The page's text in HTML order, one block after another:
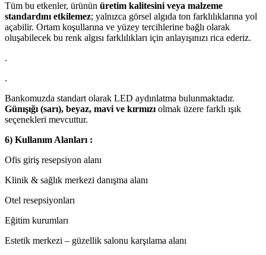
Tüm bu etkenler, ürünün üretim kalitesini veya malzeme
standardını etkilemez; yalnızca görsel algıda ton farklılıklarına yol
açabilir. Ortam koşullarına ve yüzey tercihlerine bağlı olarak
oluşabilecek bu renk algısı farklılıkları için anlayışınızı rica ederiz.
.
.
Bankomuzda standart olarak LED aydınlatma bulunmaktadır.
Günışığı (sarı), beyaz, mavi ve kırmızı olmak üzere farklı ışık
seçenekleri mevcuttur.
6) Kullanım Alanları :
Ofis giriş resepsiyon alanı
Klinik & sağlık merkezi danışma alanı
Otel resepsiyonları
Eğitim kurumları
Estetik merkezi – güzellik salonu karşılama alanı